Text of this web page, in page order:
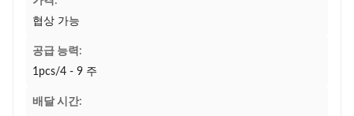
협상 가능
공급 능력:
1pcs/4 - 9 주
배달 시간: